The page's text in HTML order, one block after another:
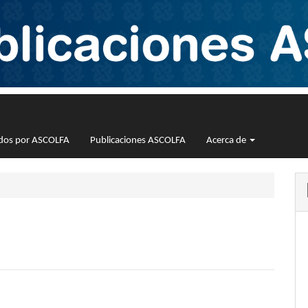
por ASCOLFA Publicaciones ASCOLFA Acerca de